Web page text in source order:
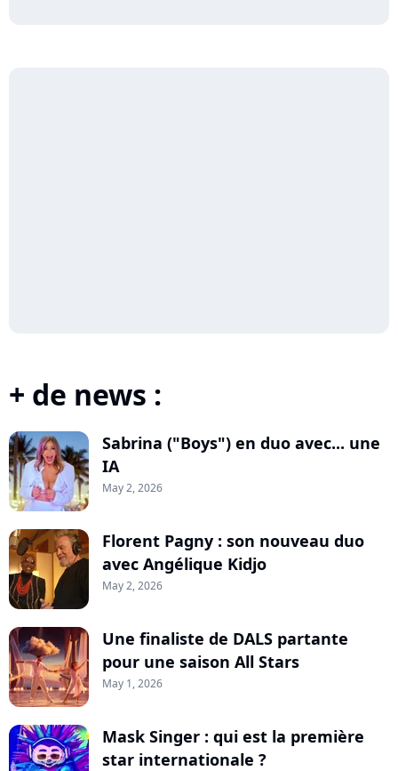
+ de news :
Sabrina ("Boys") en duo avec... une
IA
May 2, 2026
Florent Pagny : son nouveau duo
avec Angélique Kidjo
May 2, 2026
Une finaliste de DALS partante
pour une saison All Stars
May 1, 2026
Mask Singer : qui est la première
star internationale ?